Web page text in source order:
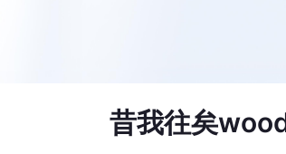
昔我往矣